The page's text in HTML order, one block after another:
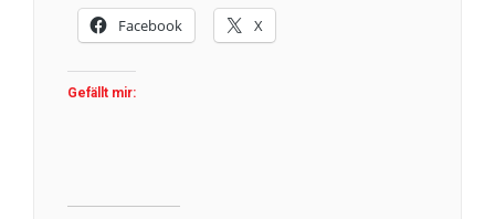
Facebook X
Gefällt mir: